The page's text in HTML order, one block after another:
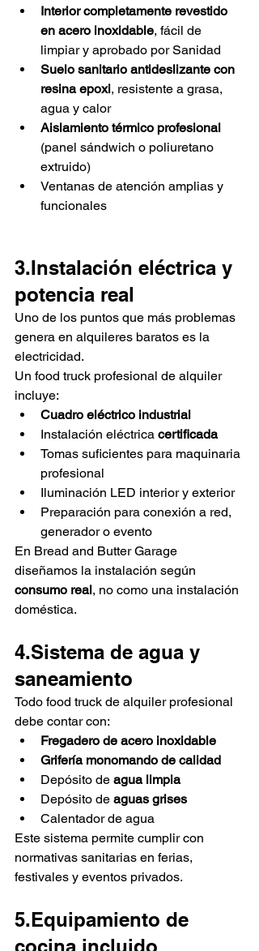
Interior completamente revestido
en acero inoxidable, fácil de
limpiar y aprobado por Sanidad
Suelo sanitario antideslizante con
resina epoxi, resistente a grasa,
agua y calor
Aislamiento térmico profesional
(panel sándwich o poliuretano
extruido)
Ventanas de atención amplias y
funcionales
3.Instalación eléctrica y
potencia real
Uno de los puntos que más problemas
genera en alquileres baratos es la
electricidad.
Un food truck profesional de alquiler
incluye:
Cuadro eléctrico industrial
Instalación eléctrica certificada
Tomas suficientes para maquinaria
profesional
Iluminación LED interior y exterior
Preparación para conexión a red,
generador o evento
En Bread and Butter Garage
diseñamos la instalación según
consumo real, no como una instalación
doméstica.
4.Sistema de agua y
saneamiento
Todo food truck de alquiler profesional
debe contar con:
Fregadero de acero inoxidable
Grifería monomando de calidad
Depósito de agua limpia
Depósito de aguas grises
Calentador de agua
Este sistema permite cumplir con
normativas sanitarias en ferias,
festivales y eventos privados.
5.Equipamiento de
cocina incluido